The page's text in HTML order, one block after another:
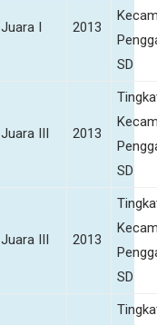
Juara I 2013
SD
Juara III 2013
SD
Juara III 2013
SD